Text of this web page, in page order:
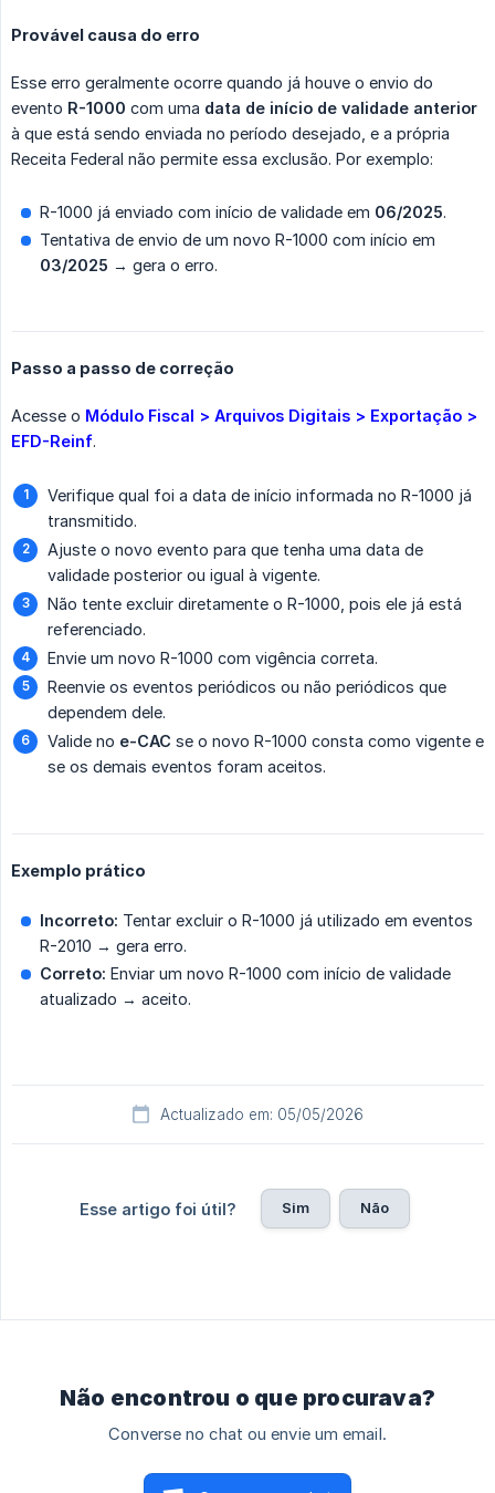
Provável causa do erro
Esse erro geralmente ocorre quando já houve o envio do
evento R-1000 com uma data de início de validade anterior
à que está sendo enviada no período desejado, e a própria
Receita Federal não permite essa exclusão. Por exemplo:
R-1000 já enviado com início de validade em 06/2025.
Tentativa de envio de um novo R-1000 com início em
03/2025 → gera o erro.
Passo a passo de correção
Acesse o Módulo Fiscal > Arquivos Digitais > Exportação >
EFD-Reinf.
Verifique qual foi a data de início informada no R-1000 já
transmitido.
Ajuste o novo evento para que tenha uma data de
validade posterior ou igual à vigente.
Não tente excluir diretamente o R-1000, pois ele já está
referenciado.
Envie um novo R-1000 com vigência correta.
Reenvie os eventos periódicos ou não periódicos que
dependem dele.
Valide no e-CAC se o novo R-1000 consta como vigente e
se os demais eventos foram aceitos.
Exemplo prático
Incorreto: Tentar excluir o R-1000 já utilizado em eventos
R-2010 → gera erro.
Correto: Enviar um novo R-1000 com início de validade
atualizado → aceito.
Actualizado em: 05/05/2026
Esse artigo foi útil? Sim Não
Não encontrou o que procurava?
Converse no chat ou envie um email.